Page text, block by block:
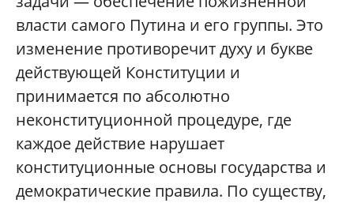
власти самого Путина и его группы. Это
изменение противоречит духу и букве
действующей Конституции и
принимается по абсолютно
неконституционной процедуре, где
каждое действие нарушает
конституционные основы государства и
демократические правила. По существу,